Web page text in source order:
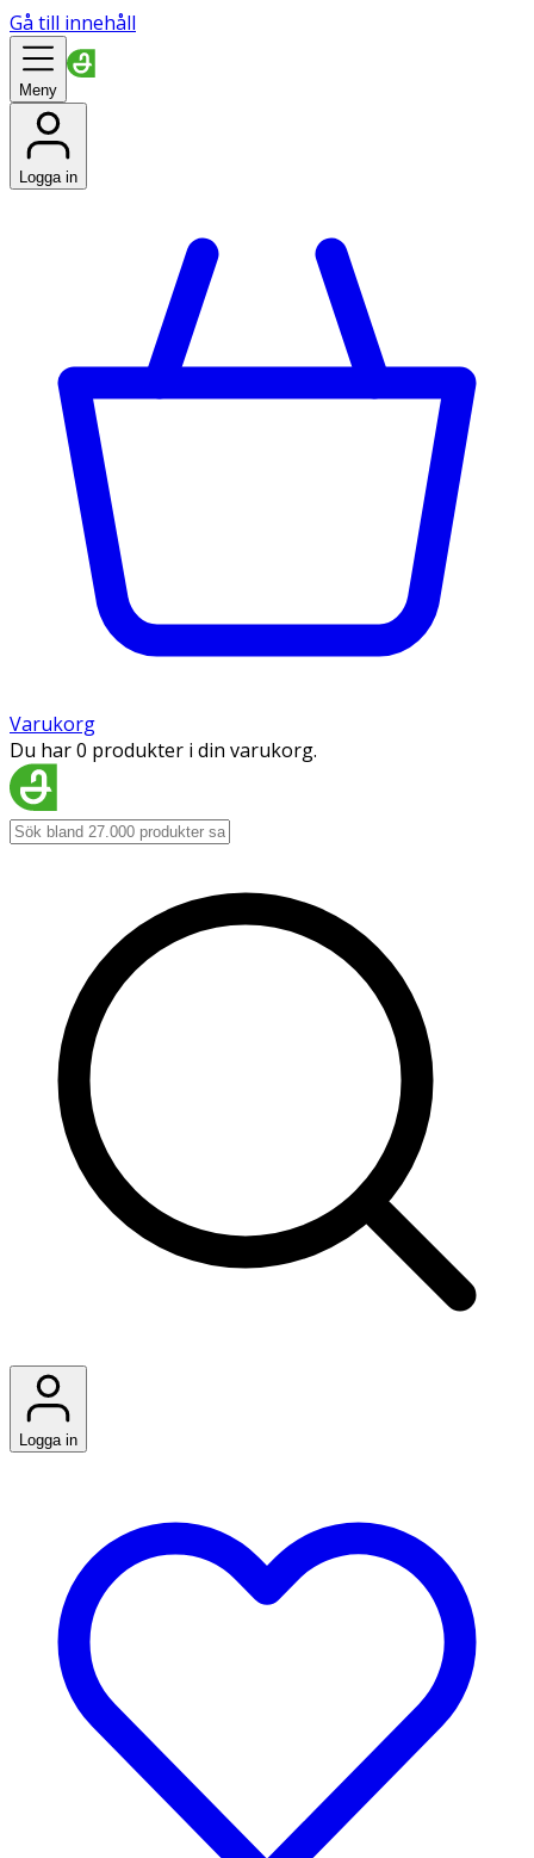
Gå till innehåll
Meny
Logga in
Varukorg
Du har 0 produkter i din varukorg.
Logga in